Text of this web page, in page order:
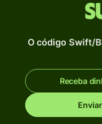
O código Swift/
Receba